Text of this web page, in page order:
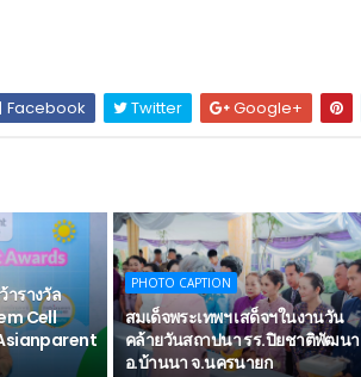
Facebook Twitter Google+
ารางวัล
Cell
PHOTO CAPTION
สมเด็จพระเทพฯ เสด็จฯในงานวัน
คล้ายวันสถาปนา รร.ปิยชาติพัฒนา
อ.บ้านนา จ.นครนายก